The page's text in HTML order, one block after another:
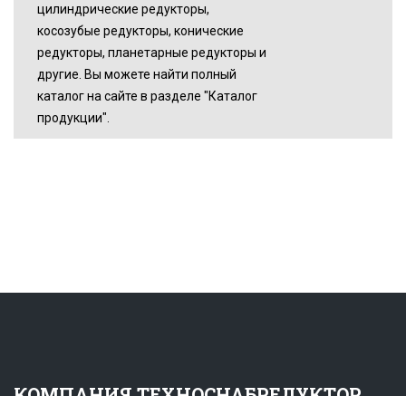
цилиндрические редукторы,
косозубые редукторы, конические
редукторы, планетарные редукторы и
другие. Вы можете найти полный
каталог на сайте в разделе "Каталог
продукции".